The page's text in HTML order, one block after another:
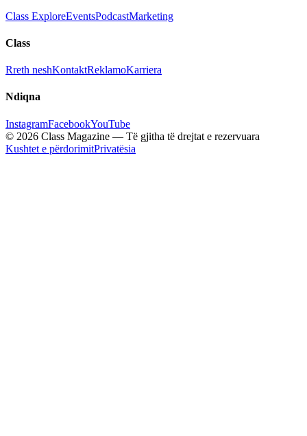
Class ExploreEventsPodcastMarketing
Class
Rreth neshKontaktReklamoKarriera
Ndiqna
InstagramFacebookYouTube
© 2026 Class Magazine — Të gjitha të drejtat e rezervuara
Kushtet e përdorimitPrivatësia